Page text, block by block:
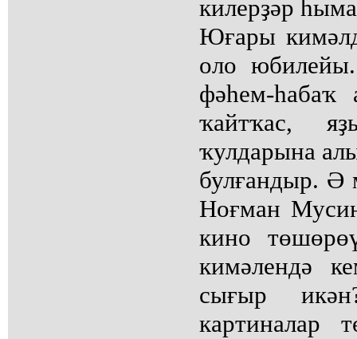
килерҙәр
Юғары
оло
фәһем-һабаҡ
ҡайтҡас,
ҡулдарына
булғандыр. Ә
Ноғман
кино
кимәлендә
сығыр
картиналар